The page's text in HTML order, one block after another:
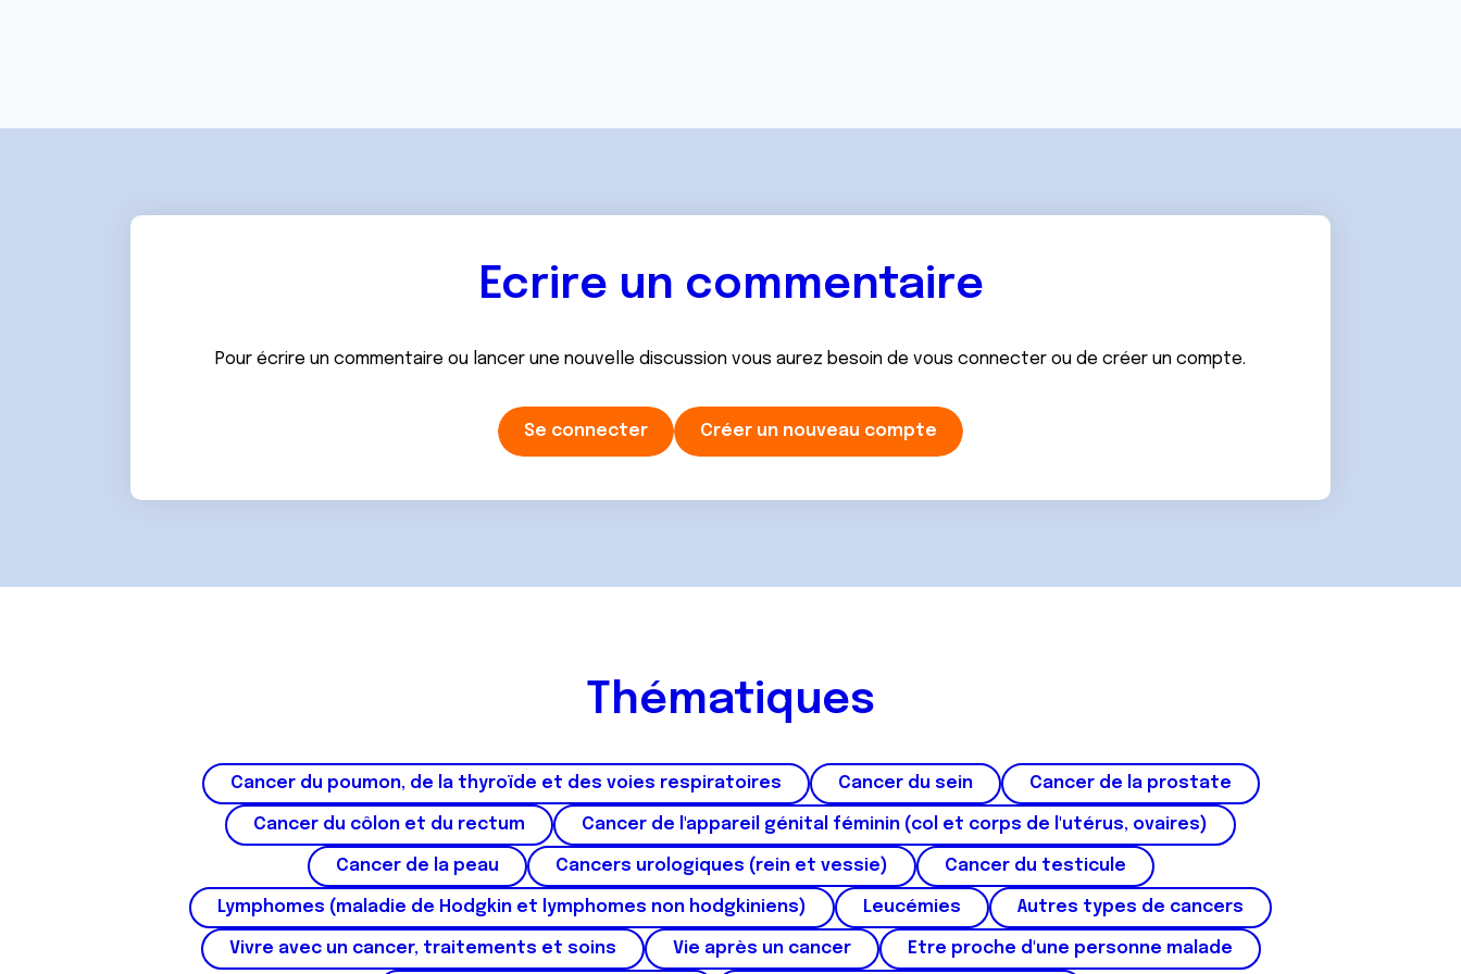
e
Ecrire un commentaire
Pour écrire un commentaire ou lancer une nouvelle discussion vous aurez besoin de vous connecter ou de créer un compte.
Se connecter Créer un nouveau compte
Thématiques
Cancer du poumon, de la thyroïde et des voies respiratoires Cancer du sein Cancer de la prostate
Cancer du côlon et du rectum Cancer de l'appareil génital féminin (col et corps de l'utérus, ovaires)
Cancer de la peau Cancers urologiques (rein et vessie) Cancer du testicule
Lymphomes (maladie de Hodgkin et lymphomes non hodgkiniens) Leucémies Autres types de cancers
Vivre avec un cancer, traitements et soins Vie après un cancer Etre proche d'une personne malade